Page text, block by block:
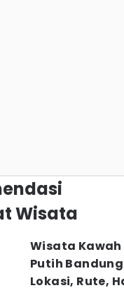
Wisata
Wisata Kawah
Putih
Lokasi, Rute,